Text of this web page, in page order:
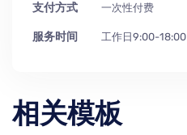
支付方式 一次性付费
服务时间 工作日9:00-18:00
相关模板